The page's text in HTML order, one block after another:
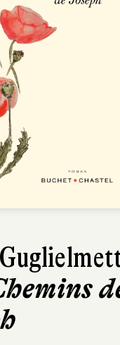
Thurin
Livre